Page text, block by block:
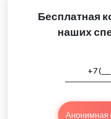
Бесплатная
наших
Анонимная